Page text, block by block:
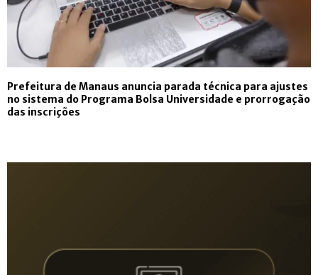
Prefeitura de Manaus anuncia parada técnica para ajustes
no sistema do Programa Bolsa Universidade e prorrogação
das inscrições